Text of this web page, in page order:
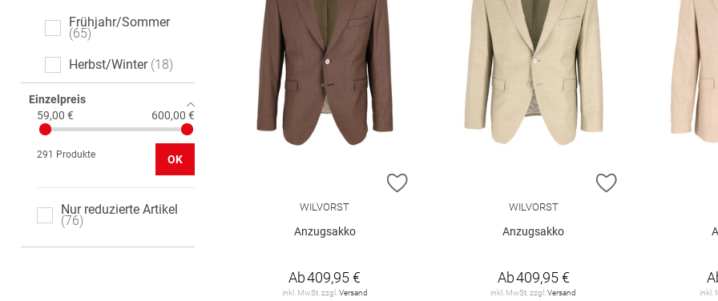
Logoprint 3
Tartan 2
Frühjahr/Sommer
65
Herbst/Winter 18
Einzelpreis
59,00 €
600,00 €
291 Produkte OK
Nur reduzierte Artikel
76
ZUR WUNSCHLISTE HINZUFÜGEN
WILVORST
Anzugsakko
Ab409,95 €
inkl. MwSt. zzgl. Versand
ZUR
WILVORST
Anzugsakko
Ab409,95 €
inkl. MwSt. zzgl.Versand inkl.